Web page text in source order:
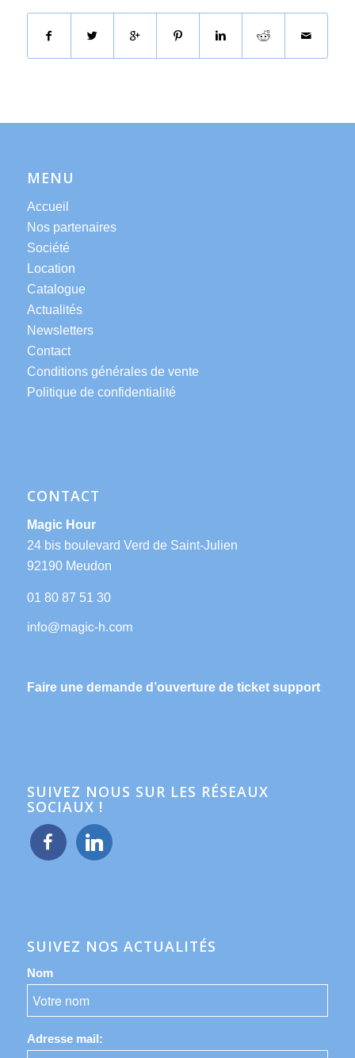
MENU
Accueil
Nos partenaires
Société
Location
Catalogue
Actualités
Newsletters
Contact
Conditions générales de vente
Politique de confidentialité
CONTACT
Magic Hour
24 bis boulevard Verd de Saint-Julien
92190 Meudon
01 80 87 51 30
Faire une demande d’ouverture de ticket support
SUIVEZ NOUS SUR LES RÉSEAUX
SOCIAUX !
facebook linkedin
SUIVEZ NOS ACTUALITÉS
Nom
Adresse mail: